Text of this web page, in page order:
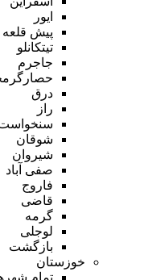
ایور
پیش قلعه
تیتکانلو
جاجرم
درق
راز
شوقان
شیروان
صفی آباد
فاروج
قاضی
گرمه
لوجلی
بازگشت
خوزستان
تمام